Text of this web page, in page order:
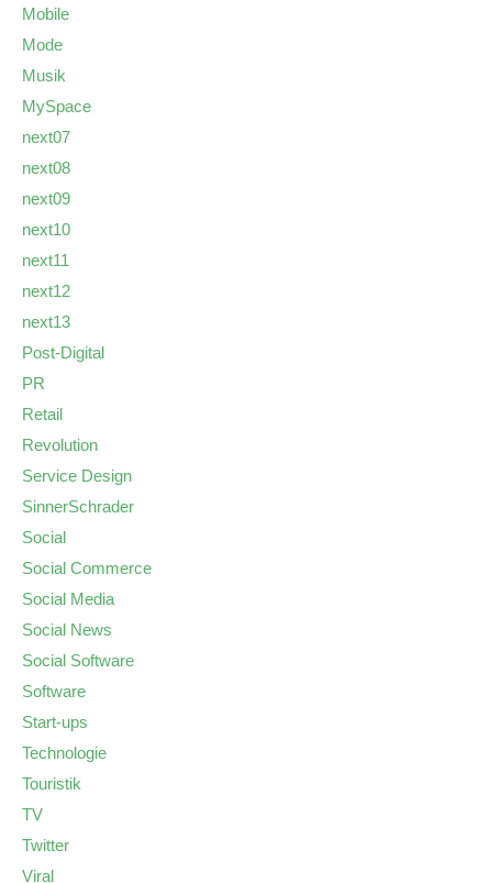
Mobile
Mode
Musik
MySpace
next07
next08
next09
next10
next11
next12
next13
Post-Digital
PR
Retail
Revolution
Service Design
SinnerSchrader
Social
Social Commerce
Social Media
Social News
Social Software
Software
Start-ups
Technologie
Touristik
TV
Twitter
Viral